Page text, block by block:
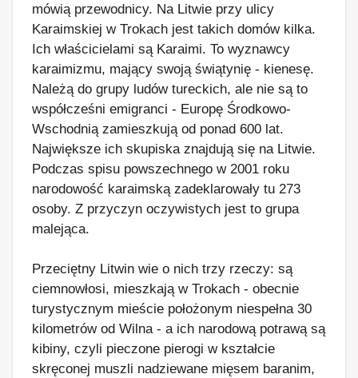
mówią przewodnicy. Na Litwie przy ulicy
Karaimskiej w Trokach jest takich domów kilka.
Ich właścicielami są Karaimi. To wyznawcy
karaimizmu, mający swoją świątynię - kienesę.
Należą do grupy ludów tureckich, ale nie są to
współcześni emigranci - Europę Środkowo-
Wschodnią zamieszkują od ponad 600 lat.
Największe ich skupiska znajdują się na Litwie.
Podczas spisu powszechnego w 2001 roku
narodowość karaimską zadeklarowały tu 273
osoby. Z przyczyn oczywistych jest to grupa
malejąca.
Przeciętny Litwin wie o nich trzy rzeczy: są
ciemnowłosi, mieszkają w Trokach - obecnie
turystycznym mieście położonym niespełna 30
kilometrów od Wilna - a ich narodową potrawą są
kibiny, czyli pieczone pierogi w kształcie
skręconej muszli nadziewane mięsem baranim,